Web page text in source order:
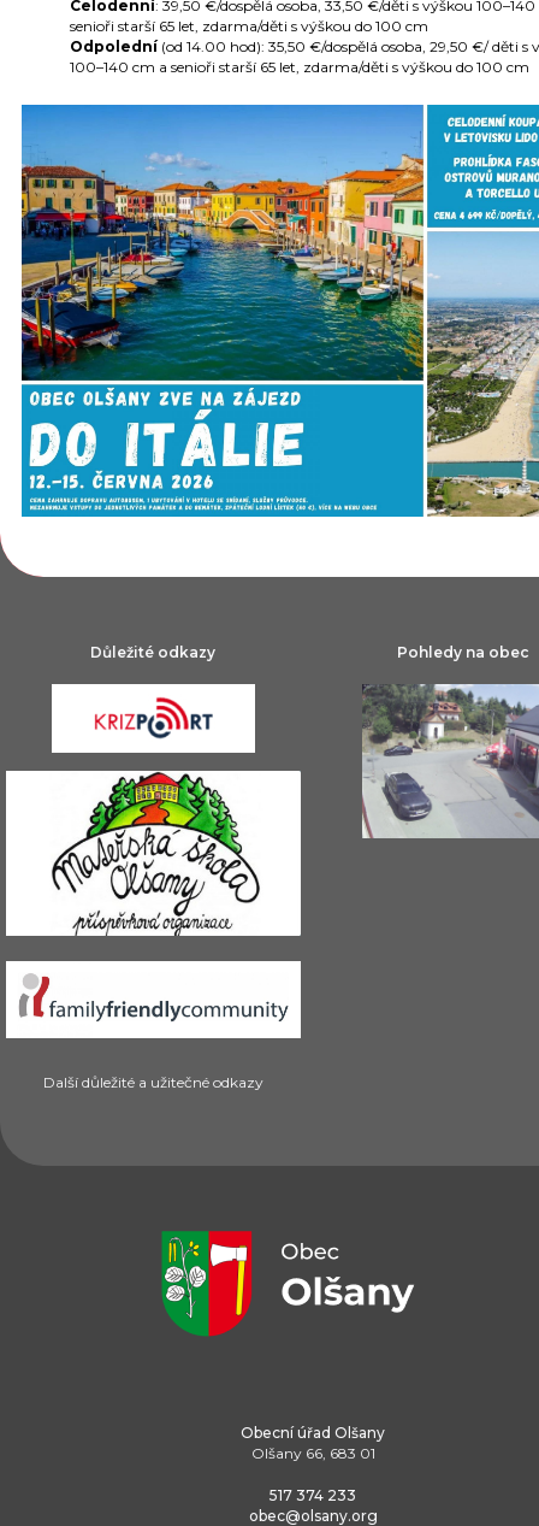
Celodenní: 39,50 €/dospělá osoba, 33,50 €/děti s výškou
senioři starší 65 let, zdarma/děti s výškou do 100 cm
Odpolední(od 14.00 hod): 35,50 €/dospělá osoba, 29,50 €/ děti s
100–140 cm a senioři starší 65 let, zdarma/děti s výškou do 100 cm
Důležité odkazy
Další důležité a užitečné odkazy
Pohledy na obec
Obecní úřad Olšany
Olšany 66, 683 01
517 374 233
obec@olsany.org